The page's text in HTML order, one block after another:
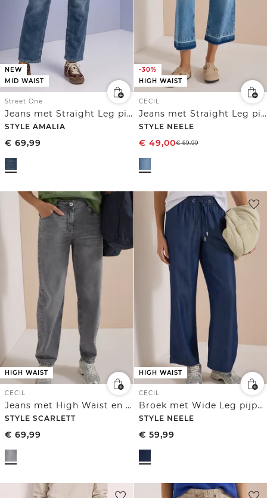
NEW
MID WAIST
Street One
Jeans met Straight Leg pijpen en knoopdetails
STYLE AMALIA
€ 69,99
-30%
HIGH WAIST
CECIL
Jeans met Straight Leg pijpen en een rafelige zoom
STYLE NEELE
€ 49,00€69,99
HIGH WAIST
CECIL
Jeans met High Waist en wijd uitlopende pijpen in een Loose Fit-pasvorm
STYLE SCARLETT
€ 69,99
HIGH WAIST
CECIL
Broek met Wide Leg pijpen in denimlook
STYLE NEELE
€ 59,99